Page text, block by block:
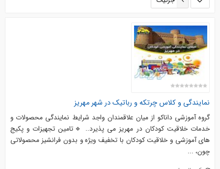
نمایندگی و کلاس چرتکه و رباتیک در شهر مهریز
گروه آموزشی داناکو از میان علاقمندان واجد شرایط نمایندگی محصولات و
خدمات خلاقیت کودکان در مهریز می پذیرد.. 🔹تامین تجهیزات و پکیج
های آموزشی و خلاقیت کودکان با تخفیف ویژه و بدون فرانشیز محصولاتی
چون، ...